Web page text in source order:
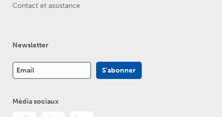
Contact et assistance
Newsletter
Média sociaux